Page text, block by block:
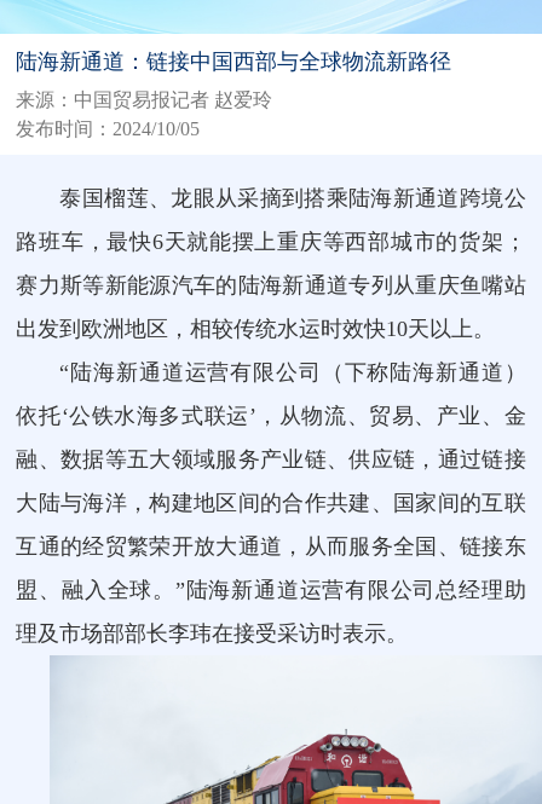
陆海新通道：链接中国西部与全球物流新路径
来源：中国贸易报记者 赵爱玲
发布时间：2024/10/05
泰国榴莲、龙眼从采摘到搭乘陆海新通道跨境公
路班车，最快6天就能摆上重庆等西部城市的货架；
赛力斯等新能源汽车的陆海新通道专列从重庆鱼嘴站
出发到欧洲地区，相较传统水运时效快10天以上。
“陆海新通道运营有限公司（下称陆海新通道）
依托‘公铁水海多式联运’，从物流、贸易、产业、金
融、数据等五大领域服务产业链、供应链，通过链接
大陆与海洋，构建地区间的合作共建、国家间的互联
互通的经贸繁荣开放大通道，从而服务全国、链接东
盟、融入全球。”陆海新通道运营有限公司总经理助
理及市场部部长李玮在接受采访时表示。